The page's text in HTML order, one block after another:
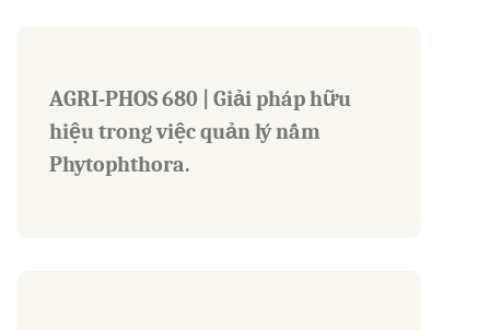
AGRI-PHOS 680 | Giải pháp hữu
hiệu trong việc quản lý nấm
Phytophthora.